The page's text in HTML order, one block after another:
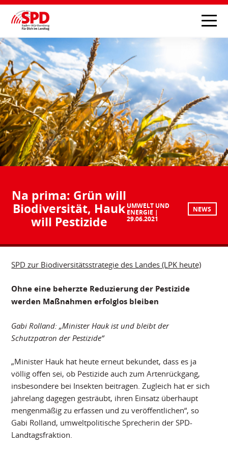
Na prima: Grün will
Biodiversität, Hauk
will Pestizide
UMWELT UND
ENERGIE
29.06.2021
NEWS
SPD zur Biodiversitätsstrategie des Landes (LPK heute)
Ohne eine beherzte Reduzierung der Pestizide
werden Maßnahmen erfolglos bleiben
Gabi Rolland: „Minister Hauk ist und bleibt der
Schutzpatron der Pestizide“
„Minister Hauk hat heute erneut bekundet, dass es ja
völlig offen sei, ob Pestizide auch zum Artenrückgang,
insbesondere bei Insekten beitragen. Zugleich hat er sich
jahrelang dagegen gesträubt, ihren Einsatz überhaupt
mengenmäßig zu erfassen und zu veröffentlichen“, so
Gabi Rolland, umweltpolitische Sprecherin der SPD-
Landtagsfraktion.